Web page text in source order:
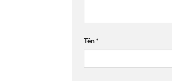
Tên*